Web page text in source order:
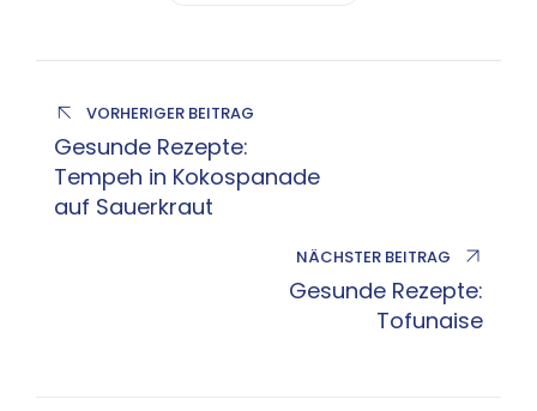
VORHERIGER BEITRAG
Gesunde Rezepte:
Tempeh in Kokospanade
auf Sauerkraut
NÄCHSTER BEITRAG
Gesunde Rezepte:
Tofunaise